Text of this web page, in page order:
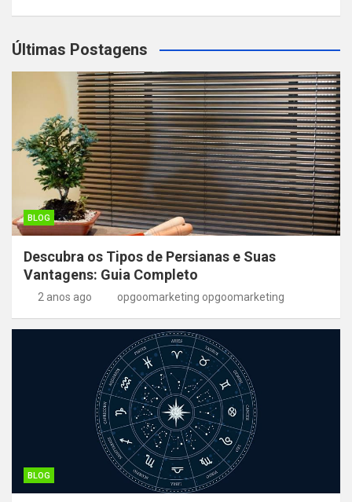
Últimas Postagens
BLOG
Descubra os Tipos de Persianas e Suas
Vantagens: Guia Completo
2 anos ago opgoomarketing opgoomarketing
BLOG